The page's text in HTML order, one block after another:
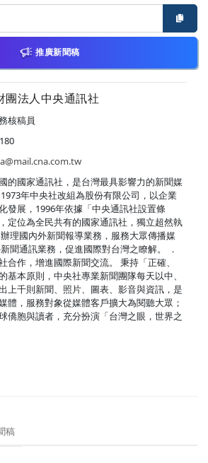
推廣新聞稿
團法人中央通訊社
核稿員
的國家通訊社，是台灣最具影響力的新聞媒
年中央社改組為股份有限公司，以企業
發展，1996年依據「中央通訊社設置條
定位為全民共有的國家通訊社，獨立超然執
理國內外新聞報導業務，服務大眾傳播媒
聞通訊業務，促進國際對台灣之瞭解。 ．
合作，增進國際新聞交流。 秉持「正確、
基本原則，中央社專業新聞團隊每天以中、
上千則新聞、照片、圖表、影音與資訊，是
體，服務對象從媒體客戶擴大為閱聽大眾；
僑胞與讀者，充分扮演「台灣之眼，世界之
稿